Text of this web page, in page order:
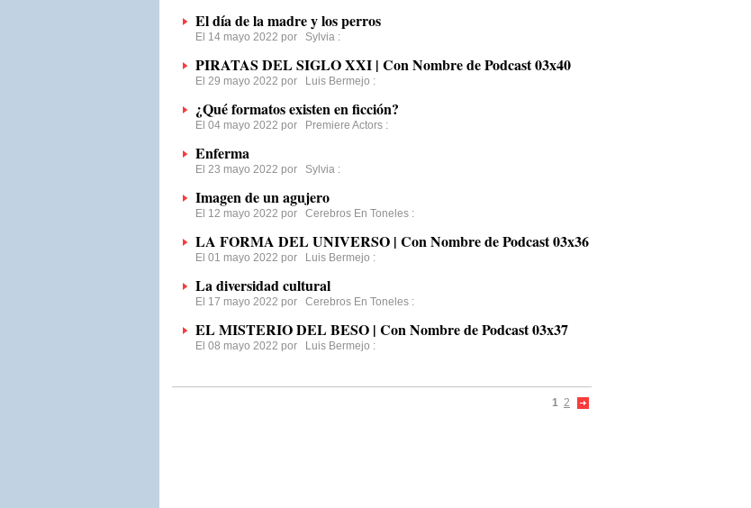
El día de la madre y los perros
El 14 mayo 2022 por Sylvia :
PIRATAS DEL SIGLO XXI | Con Nombre de Podcast 03x40
El 29 mayo 2022 por Luis Bermejo :
¿Qué formatos existen en ficción?
El 04 mayo 2022 por Premiere Actors :
Enferma
El 23 mayo 2022 por Sylvia :
Imagen de un agujero
El 12 mayo 2022 por Cerebros En Toneles :
LA FORMA DEL UNIVERSO | Con Nombre de Podcast 03x36
El 01 mayo 2022 por Luis Bermejo :
La diversidad cultural
El 17 mayo 2022 por Cerebros En Toneles :
EL MISTERIO DEL BESO | Con Nombre de Podcast 03x37
El 08 mayo 2022 por Luis Bermejo :
1 2